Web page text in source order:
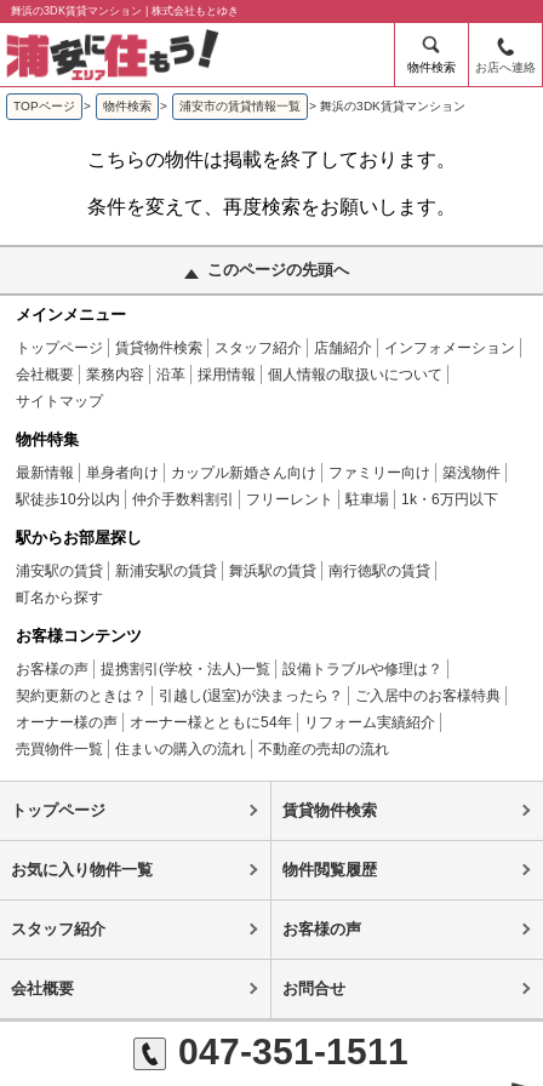
舞浜の3DK賃貸マンション | 株式会社もとゆき
物件検索 お店へ連絡
TOPページ > 物件検索 > 浦安市の賃貸情報一覧 > 舞浜の3DK賃貸マンション
こちらの物件は掲載を終了しております。
条件を変えて、再度検索をお願いします。
このページの先頭へ
メインメニュー
トップページ 賃貸物件検索 スタッフ紹介 店舗紹介
インフォメーション
会社概要
業務内容 沿革 採用情報
個人情報の取扱いについて
サイトマップ
物件特集
最新情報 単身者向け カップル新婚さん向け ファミリー向け
築浅物件
駅徒歩10分以内
仲介手数料割引 フリーレント 駐車場 1k・6万円以下
駅からお部屋探し
浦安駅の賃貸 新浦安駅の賃貸 舞浜駅の賃貸
南行徳駅の賃貸
町名から探す
お客様コンテンツ
お客様の声 提携割引(学校・法人)一覧
設備トラブルや修理は？
契約更新のときは？
引越し(退室)が決まったら？
ご入居中のお客様特典
オーナー様の声
オーナー様とともに54年
リフォーム実績紹介
売買物件一覧
住まいの購入の流れ 不動産の売却の流れ
トップページ 賃貸物件検索
お気に入り物件一覧 物件閲覧履歴
スタッフ紹介 お客様の声
会社概要 お問合せ
047-351-1511